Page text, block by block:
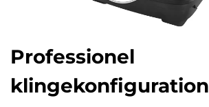
Professionel
klingekonfiguration